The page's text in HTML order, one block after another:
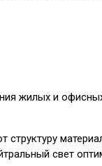
жилых и
структуру
свет